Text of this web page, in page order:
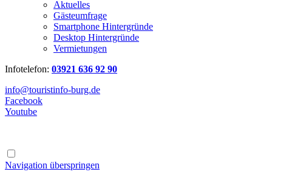
Aktuelles
Gästeumfrage
Smartphone Hintergründe
Desktop Hintergründe
Vermietungen
Infotelefon: 03921 636 92 90
info@touristinfo-burg.de
Facebook
Youtube
Navigation überspringen